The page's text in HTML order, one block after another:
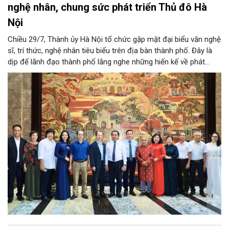
nghệ nhân, chung sức phát triển Thủ đô Hà
Nội
Chiều 29/7, Thành ủy Hà Nội tổ chức gặp mặt đại biểu văn nghệ
sĩ, trí thức, nghệ nhân tiêu biểu trên địa bàn thành phố. Đây là
dịp để lãnh đạo thành phố lắng nghe những hiến kế về phát
triển khoa học công nghệ, đổi mới sáng tạo, công nghiệp văn
hóa và phát huy nguồn lực con người, góp phần tạo động lực
mới cho sự phát triển nhanh, bền vững của Thủ đô.